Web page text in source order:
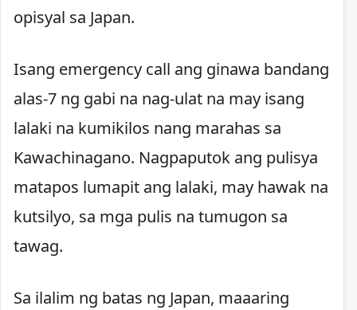
opisyal sa Japan.
Isang emergency call ang ginawa bandang
alas-7 ng gabi na nag-ulat na may isang
lalaki na kumikilos nang marahas sa
Kawachinagano. Nagpaputok ang pulisya
matapos lumapit ang lalaki, may hawak na
kutsilyo, sa mga pulis na tumugon sa
tawag.
Sa ilalim ng batas ng Japan, maaaring